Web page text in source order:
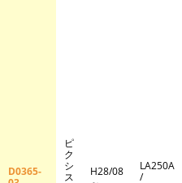
D0365-
ピ
ク
シ
ス
H28/08
LA250A
/